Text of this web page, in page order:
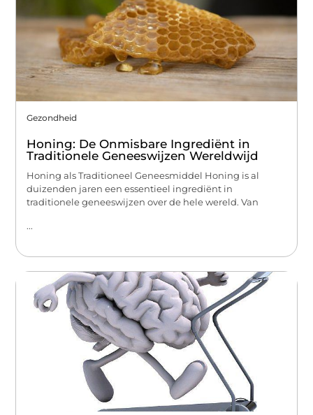
Gezondheid
Honing: De Onmisbare Ingrediënt in
Traditionele Geneeswijzen Wereldwijd
Honing als Traditioneel Geneesmiddel Honing is al
duizenden jaren een essentieel ingrediënt in
traditionele geneeswijzen over de hele wereld. Van
...